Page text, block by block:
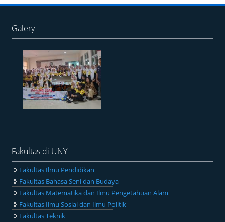
Galery
Fakultas di UNY
Fakultas Ilmu Pendidikan
Fakultas Bahasa Seni dan Budaya
Fakultas Matematika dan Ilmu Pengetahuan Alam
Fakultas Ilmu Sosial dan Ilmu Politik
Fakultas Teknik